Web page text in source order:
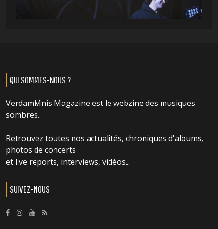
QUI SOMMES-NOUS ?
VerdamMnis Magazine est le webzine des musiques
sombres.
Retrouvez toutes nos actualités, chroniques d'albums,
photos de concerts
et live reports, interviews, vidéos...
SUIVEZ-NOUS